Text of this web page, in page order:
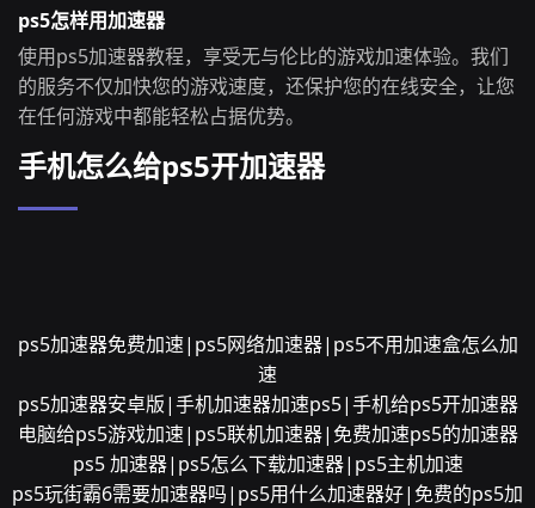
ps5怎样用加速器
使用ps5加速器教程，享受无与伦比的游戏加速体验。我们
的服务不仅加快您的游戏速度，还保护您的在线安全，让您
在任何游戏中都能轻松占据优势。
手机怎么给ps5开加速器
ps5加速器免费加速|ps5网络加速器|ps5不用加速盒怎么加
速
ps5加速器安卓版|手机加速器加速ps5|手机给ps5开加速器
电脑给ps5游戏加速|ps5联机加速器|免费加速ps5的加速器
ps5 加速器|ps5怎么下载加速器|ps5主机加速
ps5玩街霸6需要加速器吗|ps5用什么加速器好|免费的ps5加